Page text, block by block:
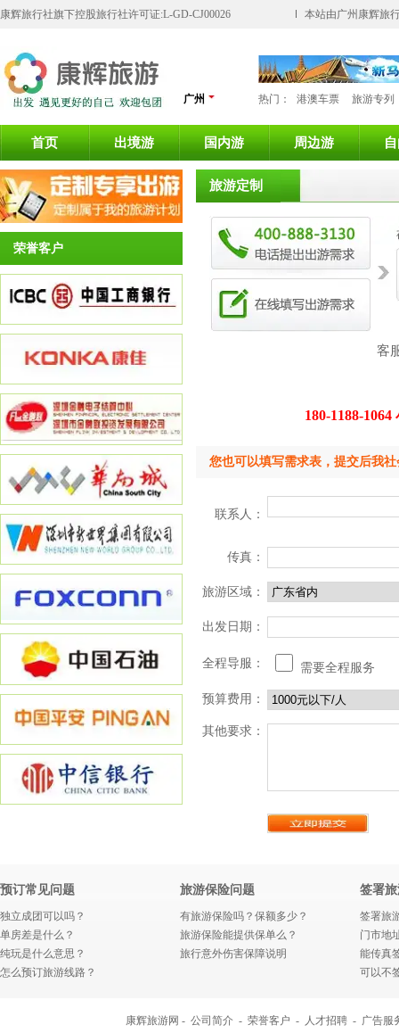
康辉旅行社旗下控股旅行社许可证:L-GD-CJ00026 本站由广州康辉旅
广州 热门： 港澳车票 旅游专列
首页 出境游 国内游 周边游
荣誉客户
旅游定制
客
180-1188-
您也可以填写需求表，提交后我
联系人：
传真：
旅游区域：
出发日期：
全程导服： 需要全程服务
预算费用：
其他要求：
预订常见问题
独立成团可以吗？
单房差是什么？
纯玩是什么意思？
怎么预订旅游线路？
旅游保险问题
有旅游保险吗？保额多少？
旅游保险能提供保单么？
旅行意外伤害保障说明
签署
签署旅
门市地
能传真
可以不
康辉旅游网 - 公司简介 - 荣誉客户 - 人才招聘 - 广告服